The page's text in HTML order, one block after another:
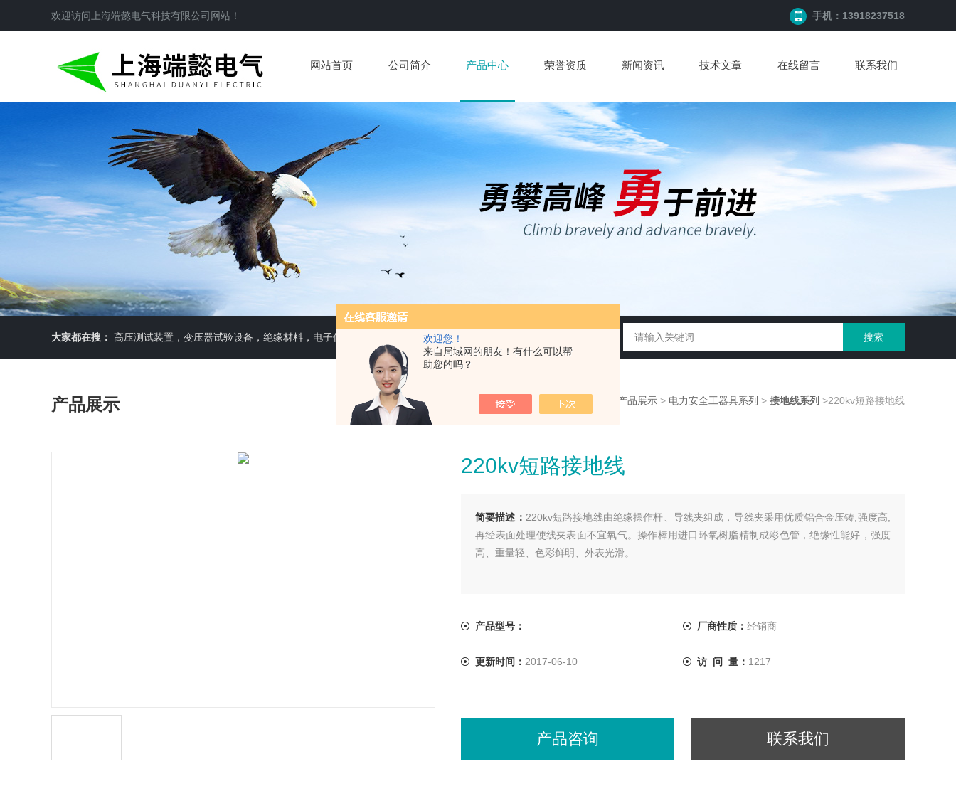
欢迎您！
来自局域网的朋友！有什么可以帮
助您的吗？
欢迎访问 上海端懿电气科技有限公司 网站！ 手机：13918237518
网站首页 公司简介 产品中心 荣誉资质 新闻资讯 技术文章 在线留言 联系我们
大家都在搜： 高压测试装置，变压器试验设备，绝缘材料，电子仪器仪表
产品展示 您现在的位置：>首页 产品展示 > 电力安全工器具系列 > 接地线系列 >220kv短路接地线
220kv短路接地线
简要描述： 220kv短路接地线由绝缘操作杆、导线夹组成，导线夹采用优质铝合金压铸,强度高,
再经表面处理使线夹表面不宜氧气。操作棒用进口环氧树脂精制成彩色管，绝缘性能好，强度
高、重量轻、色彩鲜明、外表光滑。
产品型号： 厂商性质： 经销商
更新时间： 2017-06-10 访 问 量： 1217
产品咨询 联系我们